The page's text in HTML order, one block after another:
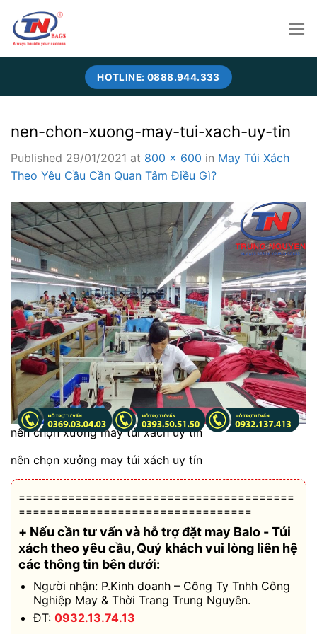
content
HOTLINE: 0888.944.333
nen-chon-xuong-may-tui-xach-uy-tin
Published 29/01/2021 at 800 × 600 in May Túi Xách
Theo Yêu Cầu Cần Quan Tâm Điều Gì?
nên chọn xưởng may túi xách uy tín
nên chọn xưởng may túi xách uy tín
=======================================
=================================
+ Nếu cần tư vấn và hỗ trợđặt may Balo - Túi
xách theo yêu cầu, Quý khách vui lòng liên hệ
các thông tin bên dưới:
Người nhận: P.Kinh doanh – Công Ty Tnhh Công
Nghiệp May & Thời Trang Trung Nguyên.
ĐT: 0932.13.74.13